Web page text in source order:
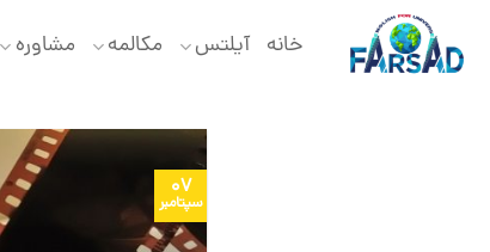
content
خانه آیلتس مکالمه مشاوره
07
سپتامبر